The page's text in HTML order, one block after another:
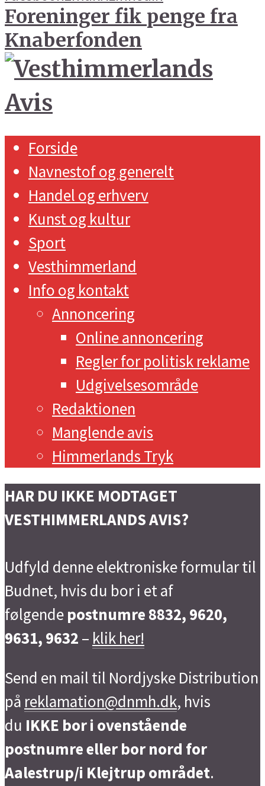
Foreninger fik penge fra
Knaberfonden
Forside
Navnestof og generelt
Handel og erhverv
Kunst og kultur
Sport
Vesthimmerland
Info og kontakt
Annoncering
Online annoncering
Regler for politisk reklame
Udgivelsesområde
Redaktionen
Manglende avis
Himmerlands Tryk
HAR DU IKKE MODTAGET
VESTHIMMERLANDS AVIS?
Udfyld denne elektroniske formular til
Budnet, hvis du bor i et af
følgende postnumre 8832, 9620,
9631, 9632 – klik her!
Send en mail til Nordjyske Distribution
på reklamation@dnmh.dk, hvis
du IKKE bor i ovenstående
postnumre eller bor nord for
Aalestrup/i Klejtrup området.